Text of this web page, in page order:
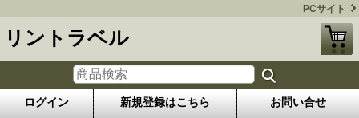
PCサイト
リントラベル
ログイン 新規登録はこちら お問い合せ